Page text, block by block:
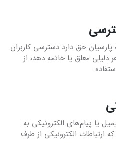
حق دارد دسترسی کاربران
معلق یا خاتمه دهد، از
یا پیام‌های الکترونیکی به
ارتباطات الکترونیکی از طرف